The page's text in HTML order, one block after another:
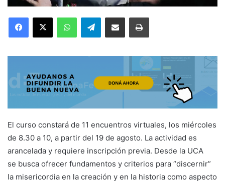
Telegram
El curso constará de 11 encuentros virtuales, los miércoles
de 8.30 a 10, a partir del 19 de agosto. La actividad es
arancelada y requiere inscripción previa. Desde la UCA
se busca ofrecer fundamentos y criterios para “discernir”
la misericordia en la creación y en la historia como aspecto